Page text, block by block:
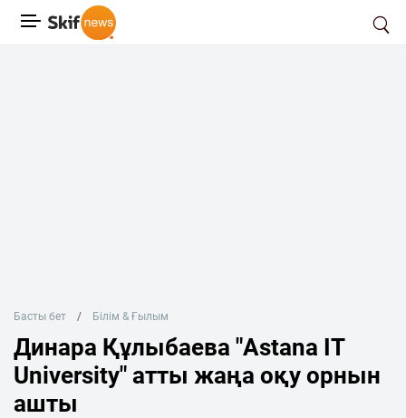
Басты бет Білім & Ғылым
Динара Құлыбаева "Astana IT
Universіty" атты жаңа оқу орнын
ашты